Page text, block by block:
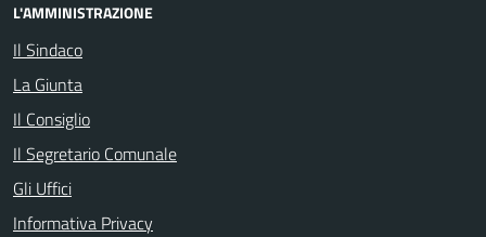
L'AMMINISTRAZIONE
Il Sindaco
La Giunta
Il Consiglio
Il Segretario Comunale
Gli Uffici
Informativa Privacy